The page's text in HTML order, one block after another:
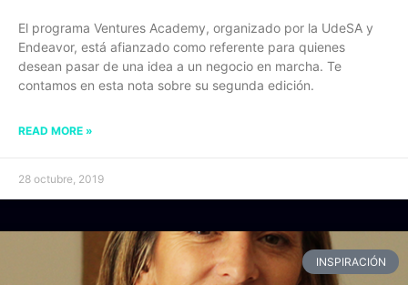
El programa Ventures Academy, organizado por la UdeSA y
Endeavor, está afianzado como referente para quienes
desean pasar de una idea a un negocio en marcha. Te
contamos en esta nota sobre su segunda edición.
READ MORE »
28 octubre, 2019
INSPIRACIÓN